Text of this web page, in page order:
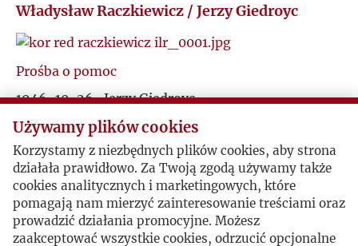
Władysław Raczkiewicz / Jerzy Giedroyc
Prośba o pomoc
1946-10-26 , Jerzy Giedroyc
Jerzy Giedroyc zgłasza się do Prezydenta
Władysława Raczkiewicza z prośbą o pomoc w
uregulowaniu sytuacji prawnej Instytutu.
Życzenia dla Prezydenta Raczkiewicza
Używamy plików cookies
Korzystamy z niezbędnych plików cookies, aby strona
działała prawidłowo. Za Twoją zgodą używamy także
cookies analitycznych i marketingowych, które
pomagają nam mierzyć zainteresowanie treściami oraz
prowadzić działania promocyjne. Możesz
zaakceptować wszystkie cookies, odrzucić opcjonalne